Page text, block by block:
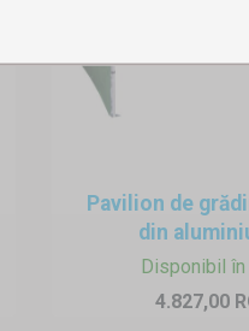
Pavilion de
din
Disponibil
4.827,00